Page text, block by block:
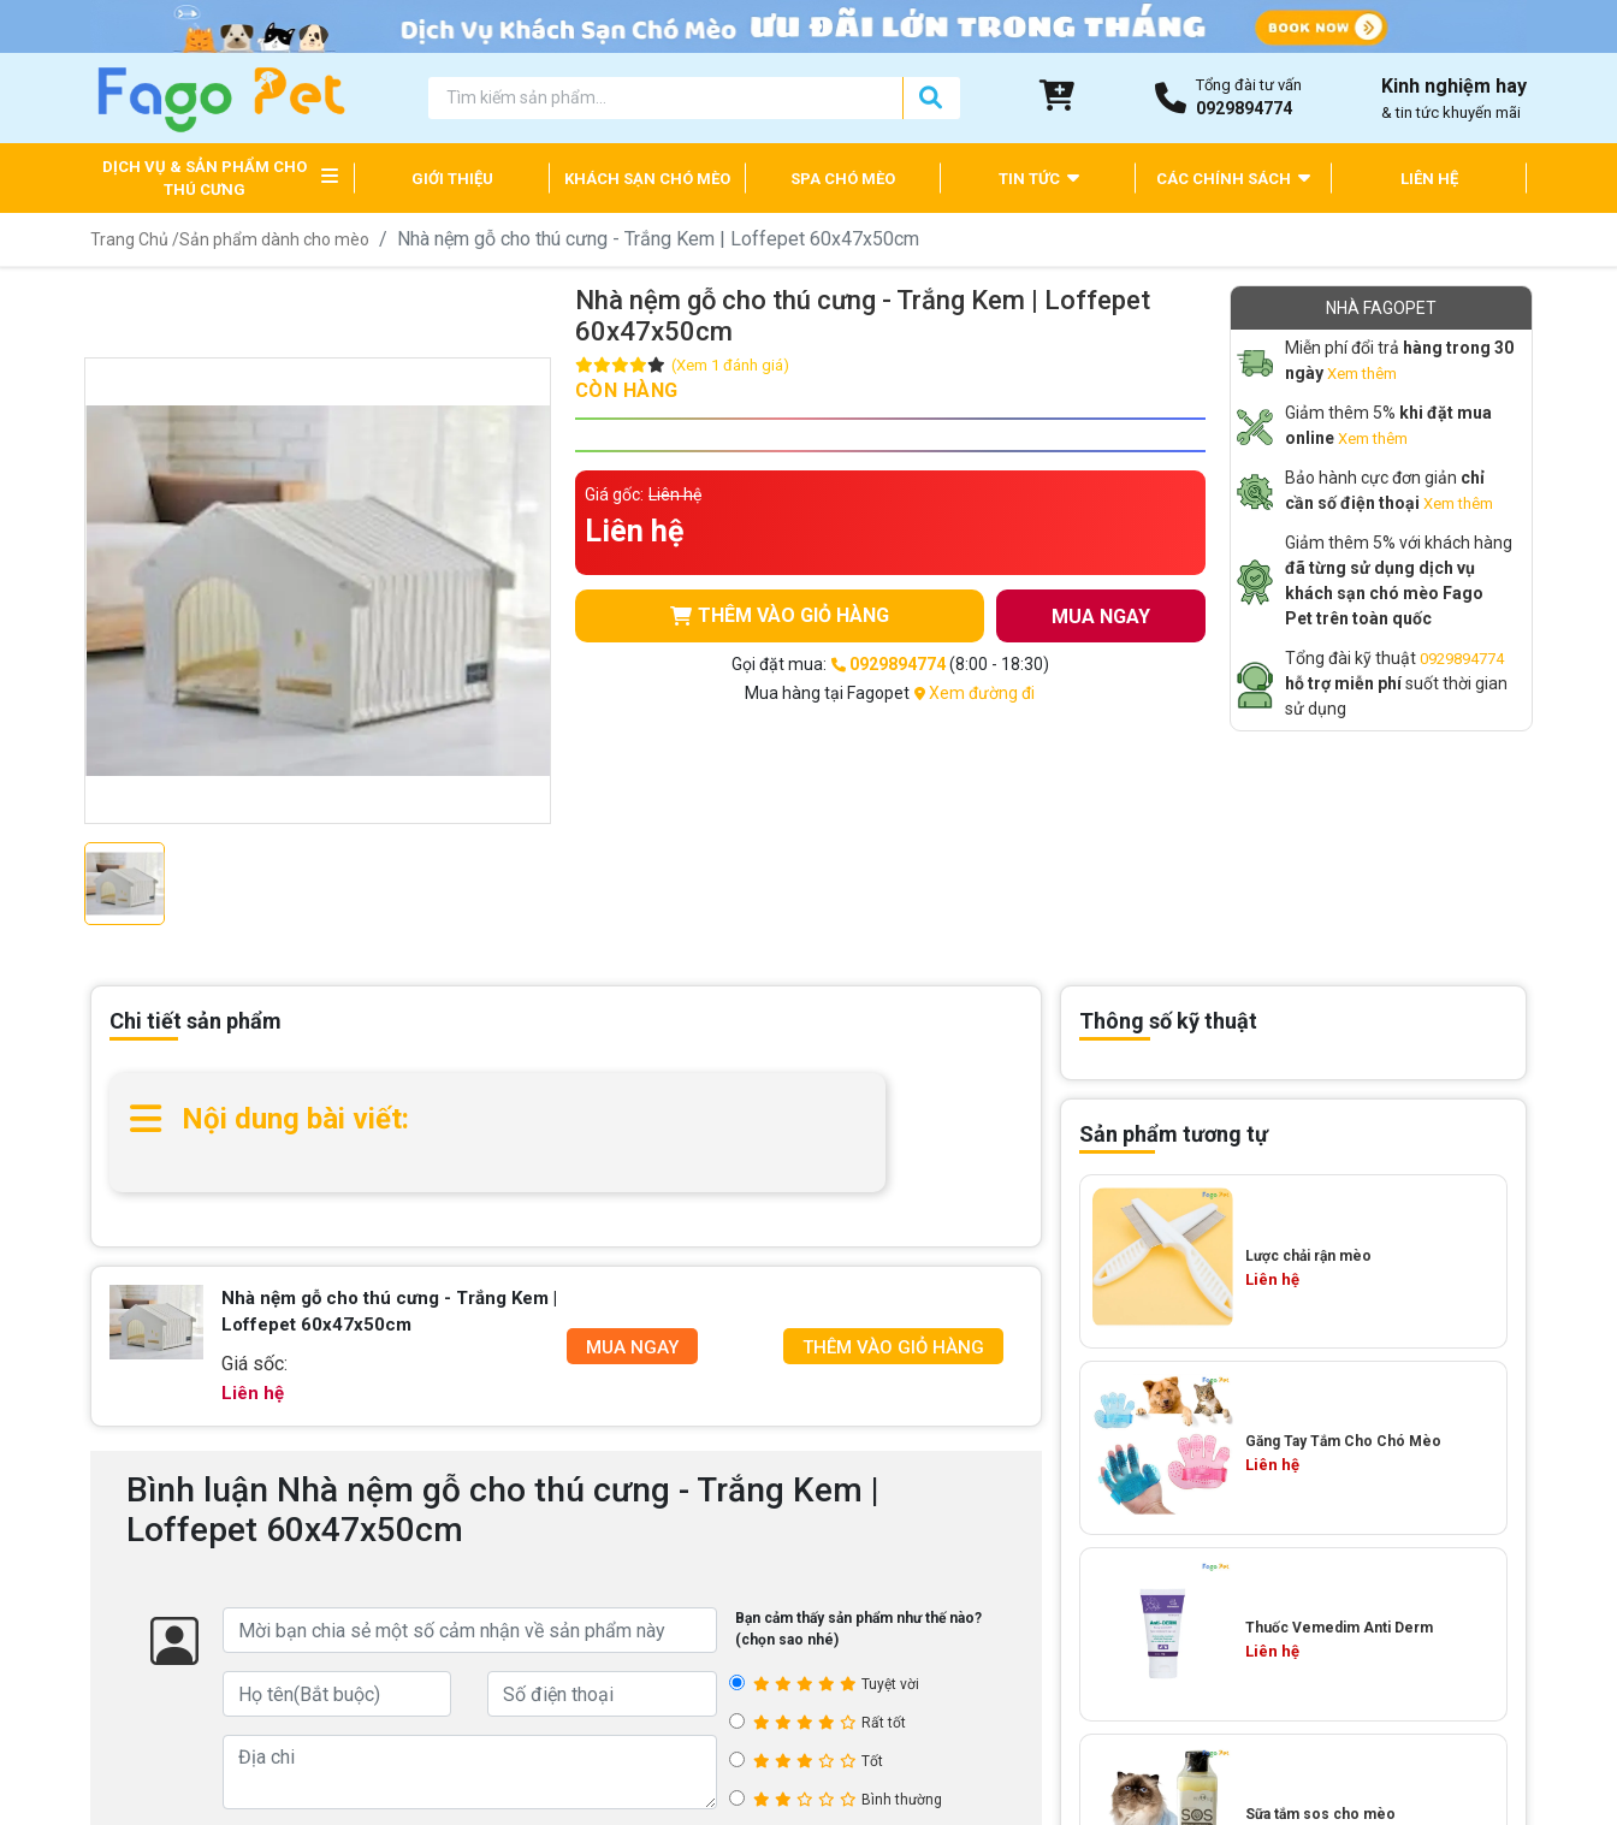
Tổng đài tư vấn
0929894774
Kinh nghiệm hay
& tin tức khuyến mãi
DỊCH VỤ & SẢN PHẨM CHO
THÚ CƯNG
GIỚI THIỆU KHÁCH SẠN CHÓ MÈO SPA CHÓ MÈO TIN TỨC CÁC CHÍNH SÁCH LIÊN HỆ
Trang Chủ /Sản phẩm dành cho mèo Nhà nệm gỗ cho thú cưng - Trắng Kem | Loffepet 60x47x50cm
Nhà nệm gỗ cho thú cưng - Trắng Kem | Loffepet
60x47x50cm
(Xem 1 đánh giá)
CÒN HÀNG
Giá gốc: Liên hệ
Liên hệ
THÊM VÀO GIỎ HÀNG MUA NGAY
Gọi đặt mua: 0929894774(8:00 - 18:30)
Mua hàng tại Fagopet
Xem đường đi
NHÀ FAGOPET
Miễn phí đổi trả hàng trong 30
ngày Xem thêm
Giảm thêm 5% khi đặt mua
online Xem thêm
Bảo hành cực đơn giản chỉ
cần số điện thoại Xem thêm
Giảm thêm 5% với khách hàng
đã từng sử dụng dịch vụ
khách sạn chó mèo Fago
Pet trên toàn quốc
Tổng đài kỹ thuật 0929894774
hỗ trợ miễn phísuốt thời gian
sử dụng
Chi tiết sản phẩm
Nội dung bài viết:
Nhà nệm gỗ cho thú cưng - Trắng Kem |
Loffepet 60x47x50cm
Giá sốc:
Liên hệ
MUA NGAY THÊM VÀO GIỎ HÀNG
Bình luận Nhà nệm gỗ cho thú cưng - Trắng Kem |
Loffepet 60x47x50cm
Bạn cảm thấy sản phẩm như thế nào?
(chọn sao nhé)
Tuyệt vời
Rất tốt
Tốt
Bình thường
Thông số kỹ thuật
Sản phẩm tương tự
Lược chải rận mèo
Liên hệ
Găng Tay Tắm Cho Chó Mèo
Liên hệ
Thuốc Vemedim Anti Derm
Liên hệ
Sữa tắm sos cho mèo